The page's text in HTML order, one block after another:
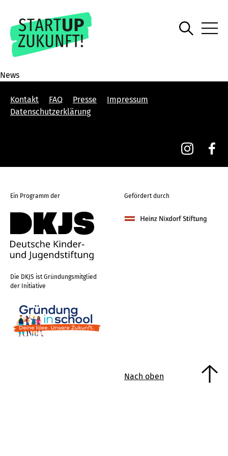
News
Kontakt FAQ Presse
Impressum
Datenschutzerklärung
Ein Programm der Gefördert durch
Die DKJS ist Gründungsmitglied
der Initiative
Nach oben